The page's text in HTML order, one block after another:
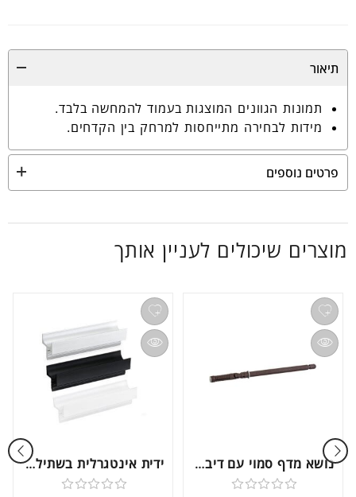
תיאור
תמונות הגוונים המוצגות בעמוד להמחשה בלבד.
מידות לבחירה מתייחסות למרחק בין הקדחים.
פרטים נוספים
מוצרים שיכולים לעניין אותך
נושא מדף סמוי עם דיבל דגם 6207 ידית אינטגרלית בשתילה דגם IN1806